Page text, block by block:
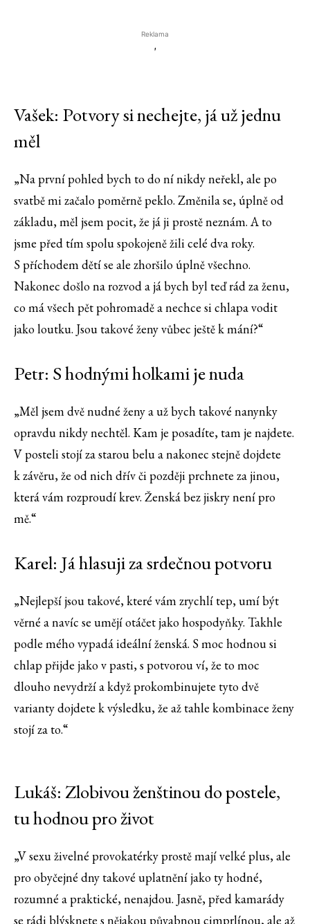
Reklama
'
Vašek: Potvory si nechejte, já už jednu
měl
„Na první pohled bych to do ní nikdy neřekl, ale po
svatbě mi začalo poměrně peklo. Změnila se, úplně od
základu, měl jsem pocit, že já ji prostě neznám. A to
jsme před tím spolu spokojeně žili celé dva roky.
S příchodem dětí se ale zhoršilo úplně všechno.
Nakonec došlo na rozvod a já bych byl teď rád za ženu,
co má všech pět pohromadě a nechce si chlapa vodit
jako loutku. Jsou takové ženy vůbec ještě k mání?“
Petr: S hodnými holkami je nuda
„Měl jsem dvě nudné ženy a už bych takové nanynky
opravdu nikdy nechtěl. Kam je posadíte, tam je najdete.
V posteli stojí za starou belu a nakonec stejně dojdete
k závěru, že od nich dřív či později prchnete za jinou,
která vám rozproudí krev. Ženská bez jiskry není pro
mě.“
Karel: Já hlasuji za srdečnou potvoru
„Nejlepší jsou takové, které vám zrychlí tep, umí být
věrné a navíc se umějí otáčet jako hospodyňky. Takhle
podle mého vypadá ideální ženská. S moc hodnou si
chlap přijde jako v pasti, s potvorou ví, že to moc
dlouho nevydrží a když prokombinujete tyto dvě
varianty dojdete k výsledku, že až tahle kombinace ženy
stojí za to.“
Lukáš: Zlobivou ženštinou do postele,
tu hodnou pro život
„V sexu živelné provokatérky prostě mají velké plus, ale
pro obyčejné dny takové uplatnění jako ty hodné,
rozumné a praktické, nenajdou. Jasně, před kamarády
se rádi blýsknete s nějakou půvabnou cimprlínou, ale až